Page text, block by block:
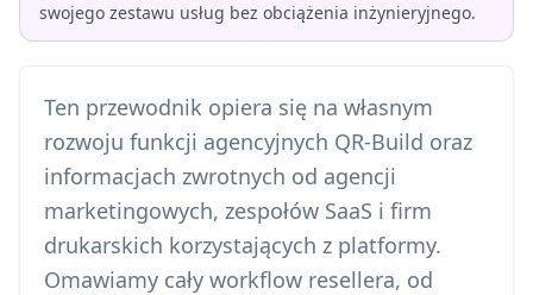
swojego zestawu usług bez obciążenia inżynieryjnego.
Ten przewodnik opiera się na własnym
rozwoju funkcji agencyjnych QR-Build oraz
informacjach zwrotnych od agencji
marketingowych, zespołów SaaS i firm
drukarskich korzystających z platformy.
Omawiamy cały workflow resellera, od